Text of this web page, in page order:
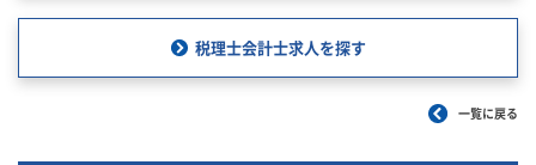
税理士会計士求人を探す
一覧に戻る